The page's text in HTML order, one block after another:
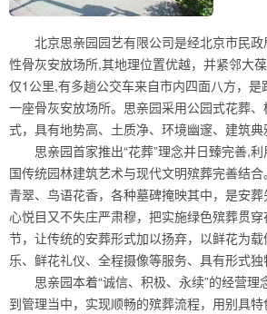
北京思亲园园艺有限公司是经北京市民
性骨灰安放场所,其地理位置优越，并紧邻大
仅1公里,有多趟公交车来自市内四面八方，是
一座骨灰安放场所。思亲园采用公园式花葬
式，具有地势高、土质净、环境幽邃、建筑典
思亲园首家推出“花葬”理念并日臻完善,
国传统园林建筑艺术与现代文明殡葬完善结
青翠、鸟语花香，各种墓碑掩映其中，是安
心悦目又不失庄严肃穆，把实施绿色殡葬贯
节，让传统的安葬形式加以扬弃，以鲜花为
乐、鲜花礼仪、全程摄像等服务、具有形式独
思亲园本着“诚信、积极、永续”的经营
到管理当中，实现顺畅的殡葬流程，用别具